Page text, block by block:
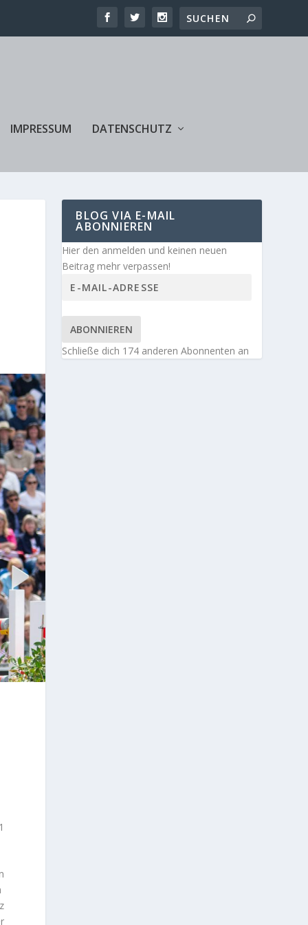
IMPRESSUM DATENSCHUTZ
BLOG VIA E-MAIL
ABONNIEREN
Hier den anmelden und keinen neuen
Beitrag mehr verpassen!
ABONNIEREN
Schließe dich 174 anderen Abonnenten an